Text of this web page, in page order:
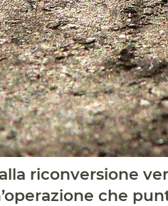
riconversione
che